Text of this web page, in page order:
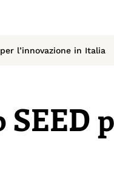
l’innovazione in Italia
SEED